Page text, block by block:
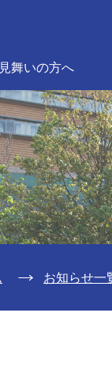
舞いの方へ
お知らせ一